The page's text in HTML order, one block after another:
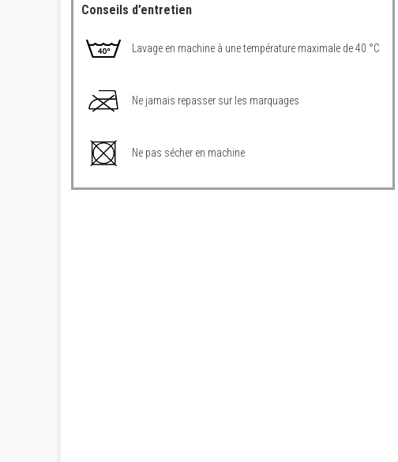
Conseils d’entretien
Lavage en machine à une température maximale de 40 °C
Ne jamais repasser sur les marquages
Ne pas sécher en machine